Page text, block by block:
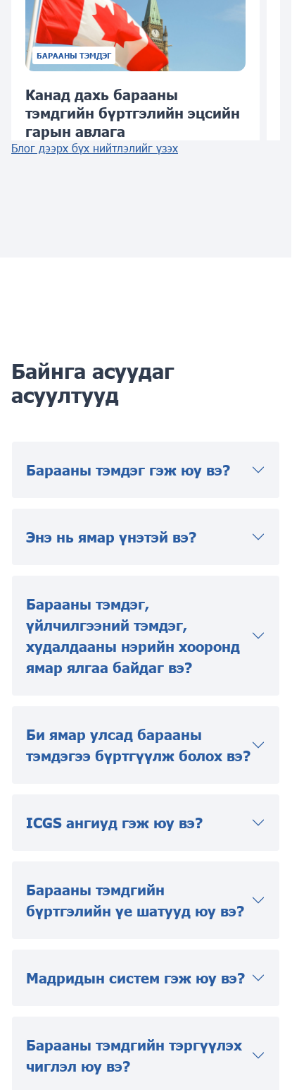
БАРААНЫ ТЭМДЭГ
Канад дахь барааны
тэмдгийн бүртгэлийн эцсийн
гарын авлага
Блог дээрх бүх нийтлэлийг үзэх
Байнга асуудаг
асуултууд
Барааны тэмдэг гэж юу вэ?
Энэ нь ямар үнэтэй вэ?
Барааны тэмдэг,
үйлчилгээний тэмдэг,
худалдааны нэрийн хооронд
ямар ялгаа байдаг вэ?
Би ямар улсад барааны
тэмдэгээ бүртгүүлж болох вэ?
ICGS ангиуд гэж юу вэ?
Барааны тэмдгийн
бүртгэлийн үе шатууд юу вэ?
Мадридын систем гэж юу вэ?
Барааны тэмдгийн тэргүүлэх
чиглэл юу вэ?